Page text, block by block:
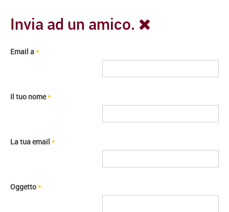
Invia ad un amico.
Email a*
Il tuo nome*
La tua email *
Oggetto*